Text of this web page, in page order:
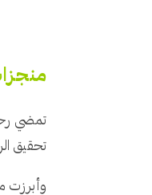
تحقيق
وأبرزت